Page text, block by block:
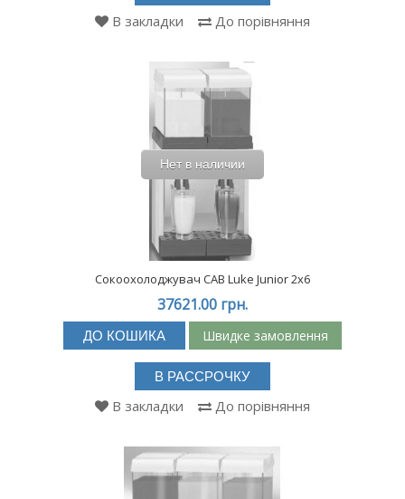
В закладки До порівняння
Нет в наличии
Сокоохолоджувач CAB Luke Junior 2x6
37621.00 грн.
ДО КОШИКА Швидке замовлення
В РАССРОЧКУ
В закладки До порівняння